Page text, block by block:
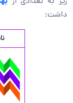
داشت: